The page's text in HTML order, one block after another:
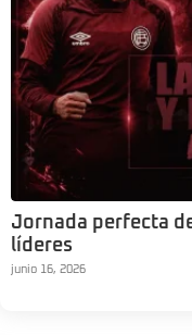
Jornada perfecta
líderes
junio 16, 2026